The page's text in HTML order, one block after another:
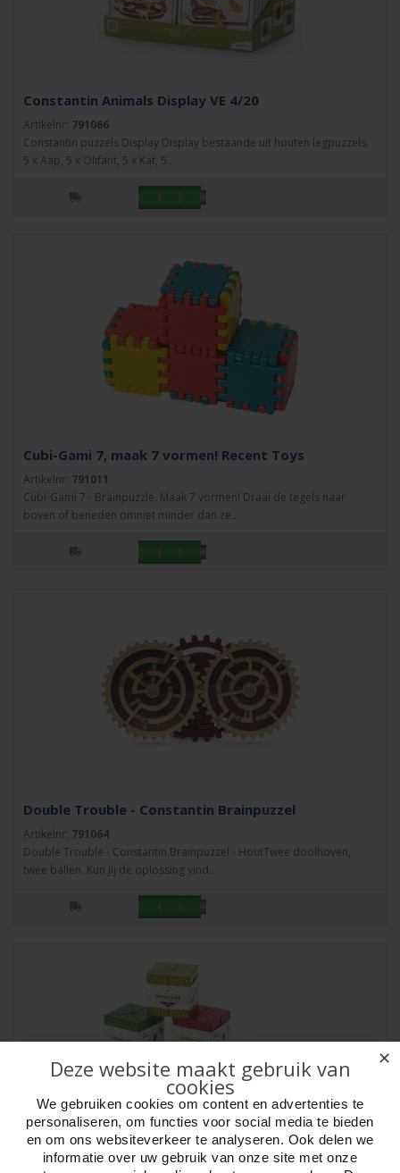
Constantin Animals Display VE 4/20
Artikelnr: 791066
Constantin puzzels Display Display bestaande uit houten legpuzzels.
5 x Aap, 5 x Olifant, 5 x Kat, 5..
Cubi-Gami 7, maak 7 vormen! Recent Toys
Artikelnr: 791011
Cubi-Gami 7 - Brainpuzzle. Maak 7 vormen! Draai de tegels naar
boven of beneden omniet minder dan ze..
Double Trouble - Constantin Brainpuzzel
Artikelnr: 791064
Double Trouble - Constantin Brainpuzzel - HoutTwee doolhoven,
twee ballen. Kun jij de oplossing vind..
Dynacube puzzel kubus - Display 3 ass VE12
✕
Deze website maakt gebruik van
cookies
We gebruiken cookies om content en advertenties te
personaliseren, om functies voor social media te bieden
en om ons websiteverkeer te analyseren. Ook delen we
informatie over uw gebruik van onze site met onze